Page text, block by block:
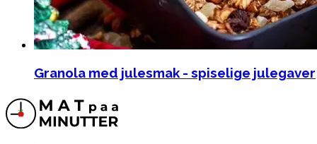
Granola med julesmak - spiselige julegaver